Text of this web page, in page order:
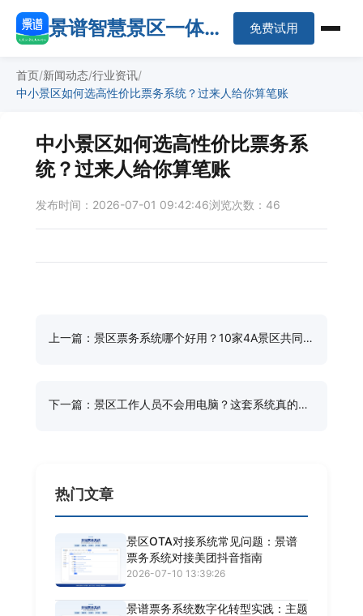
景谱智慧景区一体化
免费试用
首页 新闻动态 行业资讯
中小景区如何选高性价比票务系统？过来人给你算笔账
中小景区如何选高性价比票务系
统？过来人给你算笔账
发布时间：2026-07-01 09:42:46浏览次数：46
上一篇：景区票务系统哪个好用？10家4A景区共同推
下一篇：景区工作人员不会用电脑？这套系统真的太
热门文章
景区OTA对接系统常见问题：景谱
票务系统对接美团抖音指南
2026-07-10 13:39:26
景谱票务系统数字化转型实践：主题